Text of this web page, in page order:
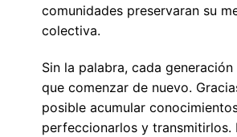
comunidades preservaran su
colectiva.
Sin la palabra, cada
que comenzar de nuevo.
posible acumular
perfeccionarlos y transmitirlos.